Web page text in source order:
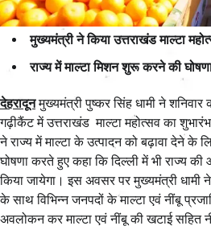
मुख्यमंत्री ने किया उत्तराखंड माल्टा
राज्य में माल्टा मिशन शुरू करने की
देहरादूनमुख्यमंत्री पुष्कर सिंह धामी ने शनिवार
गढ़ीकैंट में उत्तराखंड माल्टा महोत्सव का
ने राज्य में माल्टा के उत्पादन को बढ़ावा देने के
घोषणा करते हुए कहा कि दिल्ली में भी राज्य
किया जायेगा। इस अवसर पर मुख्यमंत्री धामी ने
के साथ विभिन्न जनपदों के माल्टा एवं नींबू
अवलोकन कर माल्टा एवं नींबू की खटाई सहित